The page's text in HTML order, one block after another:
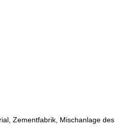
Zementfabrik, Mischanlage des